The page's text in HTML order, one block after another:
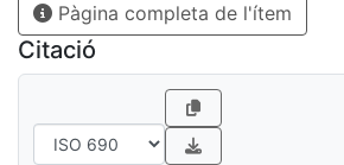
Pàgina completa de l'ítem
Citació